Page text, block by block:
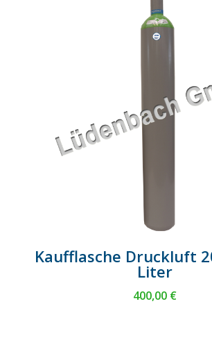
Kaufflasche Druckluft
Liter
400,00 €